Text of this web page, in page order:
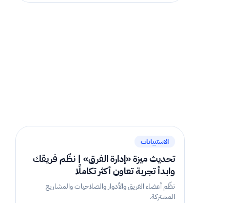
الاستبيانات
تحديث ميزة «إدارة الفرق» | نظّم فريقك
وابدأ تجربة تعاون أكثر تكاملًا
نظّم أعضاء الفريق والأدوار والصلاحيات والمشاريع
المشتركة.